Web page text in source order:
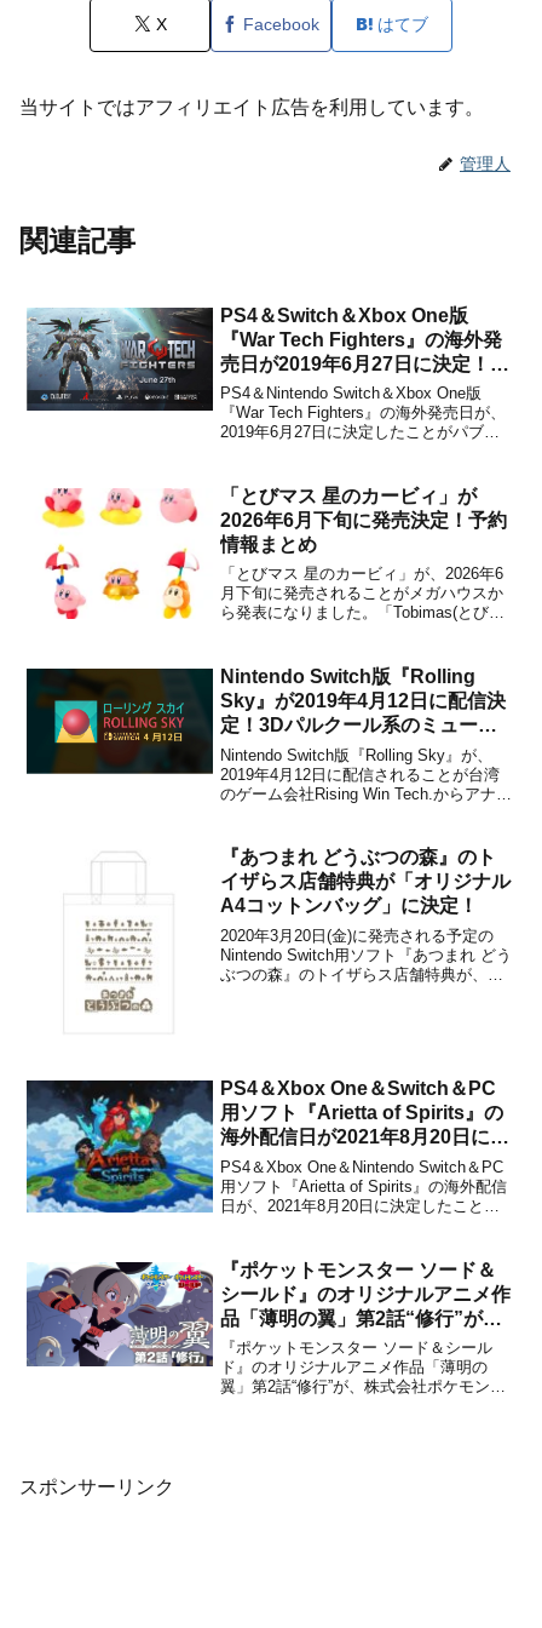
X Facebook はてブ
当サイトではアフィリエイト広告を利用しています。
管理人
関連記事
PS4＆Switch＆Xbox One版
『War Tech Fighters』の海外発
売日が2019年6月27日に決定！日
本のアニメとハリウッド超大作を
融合させたSFメカアクション
STG
PS4＆Nintendo Switch＆Xbox One版
『War Tech Fighters』の海外発売日が、
2019年6月27日に決定したことがパブリ
されました。販売価格...
「とびマス 星のカービィ」が
2026年6月下旬に発売決定！予約
情報まとめ
「とびマス 星のカービィ」が、2026年6
月下旬に発売されることがメガハウスか
ら発表になりました。「Tobimas(とびマ
に広がっていく、株式会社メガハウスが
展開している新感覚マスコットフィギュ
アです。角度や...
Nintendo Switch版『Rolling
Sky』が2019年4月12日に配信決
定！3Dパルクール系のミュージ
ックゲーム
Nintendo Switch版『Rolling Sky』が、
2019年4月12日に配信されることが台湾
のゲーム会社Rising Win Tech.からアナウ
フォン用アプリとして配信が開始され、
アメリカや...
『あつまれ どうぶつの森』のト
イザらス店舗特典が「オリジナル
A4コットンバッグ」に決定！
2020年3月20日(金)に発売される予定の
Nintendo Switch用ソフト『あつまれ どう
ぶつの森』のトイザらス店舗特典が、
PS4＆Xbox One＆Switch＆PC
用ソフト『Arietta of Spirits』の
海外配信日が2021年8月20日に決
定！
PS4＆Xbox One＆Nintendo Switch＆PC
用ソフト『Arietta of Spirits』の海外配信
日が、2021年8月20日に決定したことを
ました。価格はコ...
『ポケットモンスター ソード＆
シールド』のオリジナルアニメ作
品「薄明の翼」第2話“修行”が配
信開始！
『ポケットモンスター ソード＆シール
ド』のオリジナルアニメ作品「薄明の
翼」第2話“修行”が、株式会社ポケモンか
スポンサーリンク